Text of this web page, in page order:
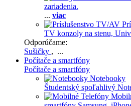
zariadenia.
... viac
TV konzoly na stenu,
Odporúčame:
Sušičky , ...
Počítače a smartfóny
Počítače a smartfóny
Notebooky
Študentský spoľahlivý